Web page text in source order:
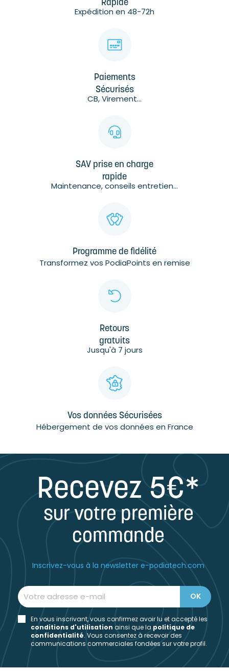
Rapide
Expédition en 48-72h
Paiements
Sécurisés
CB, Virement...
SAV prise en charge
rapide
Maintenance, conseils entretien...
Programme de fidélité
Transformez vos PodiaPoints en remise
Retours
gratuits
Jusqu'à 7 jours
Vos données Sécurisées
Hébergement de vos données en France
Recevez 5€*
sur votre première
commande
Inscrivez-vous à la newsletter e-podiatech.com
En vous inscrivant, vous confirmez avoir lu et accepté les
conditions d'utilisation ainsi que lapolitique de
confidentialité. Vous consentez à recevoir des
communications commerciales fondées sur votre profil.